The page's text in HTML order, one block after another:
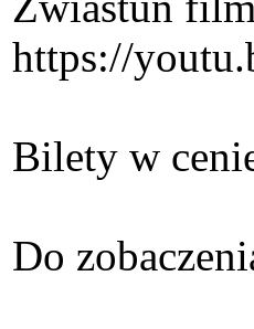
https://
Bilety w
Do